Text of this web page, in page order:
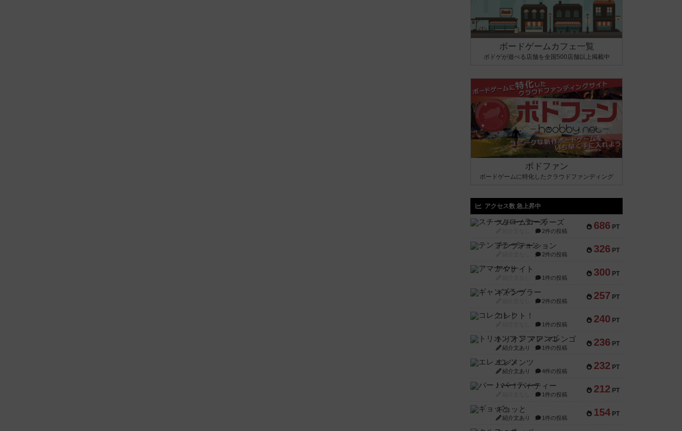
ボードゲームカフェ一覧
ボドゲが遊べる店舗を全国500店舗以上掲載中
ボドファン
ボードゲームに特化したクラウドファンディング
アクセス数 急上昇中
686 PT
スチームローラーズ
2件の投稿
326 PT
テンプテーション
2件の投稿
300 PT
アマナイト
1件の投稿
257 PT
ギャンブラー
2件の投稿
240 PT
コレクト！
1件の投稿
236 PT
トリオンフ ア マレンゴ
紹介文あり 1件の投稿
232 PT
エレメンツ
紹介文あり 4件の投稿
212 PT
バー！パーティー
1件の投稿
154 PT
ギョッと
紹介文あり 1件の投稿